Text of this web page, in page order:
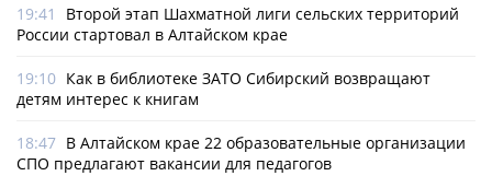
19:41
Второй этап Шахматной лиги сельских территорий
России стартовал в Алтайском крае
19:10 Как в библиотеке ЗАТО Сибирский возвращают
детям интерес к книгам
18:47 В Алтайском крае 22 образовательные организации
СПО предлагают вакансии для педагогов